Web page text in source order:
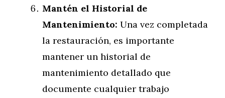
Mantén el Historial de
Mantenimiento: Una vez completada
la restauración, es importante
mantener un historial de
mantenimiento detallado que
documente cualquier trabajo